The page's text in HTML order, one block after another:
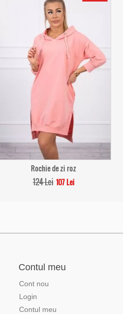
Rochie de zi roz
124 Lei 107 Lei
Contul meu
Cont nou
Login
Contul meu